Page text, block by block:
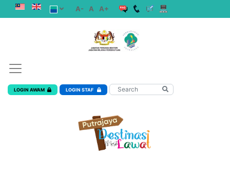
A- A A+
LOGIN AWAM LOGIN STAF